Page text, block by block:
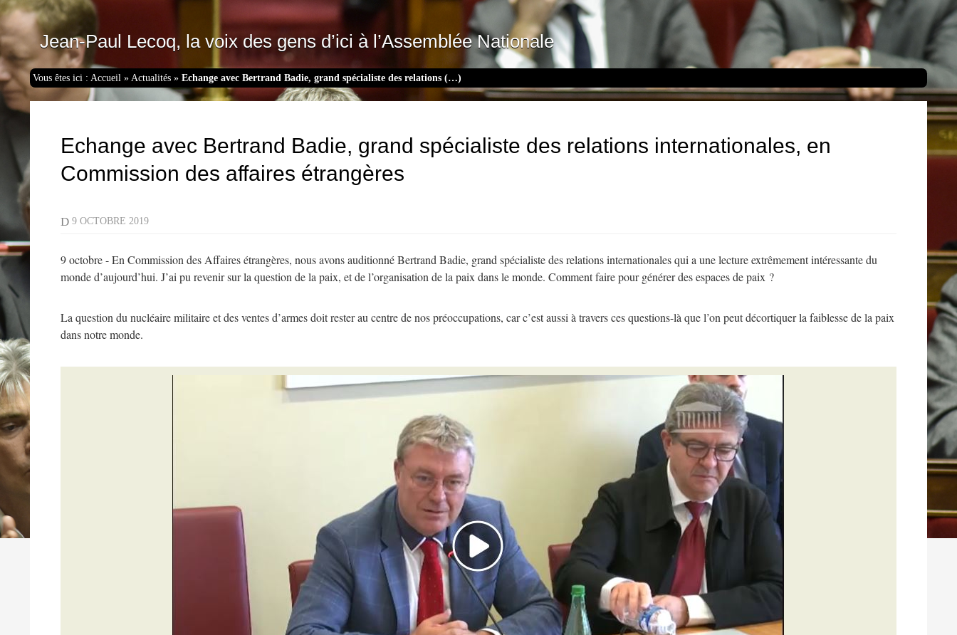
Jean-Paul Lecoq, la voix des gens d’ici à l’Assemblée Nationale
Vous êtes ici :Accueil »Actualités »Echange avec Bertrand Badie, grand spécialiste des relations (…)
Echange avec Bertrand Badie, grand spécialiste des relations internationales, en
Commission des affaires étrangères
D9 OCTOBRE 2019
9 octobre - En Commission des Affaires étrangères, nous avons auditionné Bertrand Badie, grand spécialiste des relations internationales qui a une lecture extrêmement intéressante du
monde d’aujourd’hui. J’ai pu revenir sur la question de la paix, et de l’organisation de la paix dans le monde. Comment faire pour générer des espaces de paix ?
La question du nucléaire militaire et des ventes d’armes doit rester au centre de nos préoccupations, car c’est aussi à travers ces questions-là que l’on peut décortiquer la faiblesse de la paix
dans notre monde.